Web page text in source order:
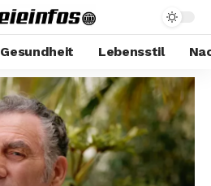
Gesundheit Lebensstil